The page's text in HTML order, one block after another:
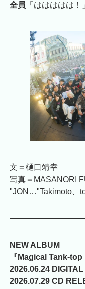
全員 「ははははは！
文＝樋口靖幸
写真＝MASANORI
"JON…"Takimoto、
NEW ALBUM
『Magical Tank-top
2026.06.24
2026.07.29 CD